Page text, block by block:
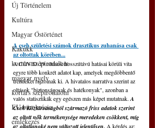
Új Történelem
Kultúra
Magyar Őstörténet
Kakukk
kortárs szépirodalom
magyar nyelv
kortárs szépirodalom
EU bürokrácia
emlékezés
A cseh születési számok drasztikus zuhanása csak
az oltottak körében...
A COVID-19 oltások hosszútávú hatásai körüli vita
egyre több konkrét adatot kap, amelyek megdöbbentő
trendeket rajzolnak ki. A hivatalos narratíva szerint az
oltások "biztonságosak és hatékonyak", azonban a
valós statisztikák egy egészen más képet mutatnak. A
Cseh Köztársaságból származó friss adatok szerint
az oltott nők termékenysége meredeken csökkent, míg
A kérdés az: